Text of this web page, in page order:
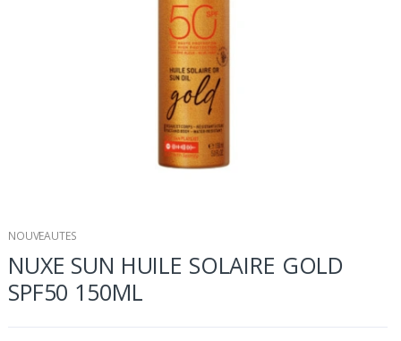
NOUVEAUTES
NUXE SUN HUILE SOLAIRE GOLD
SPF50 150ML